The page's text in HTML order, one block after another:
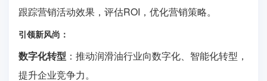
跟踪营销活动效果，评估ROI，优化营销策略。
引领新风尚：
数字化转型 ：推动润滑油行业向数字化、智能化转型，
提升企业竞争力。